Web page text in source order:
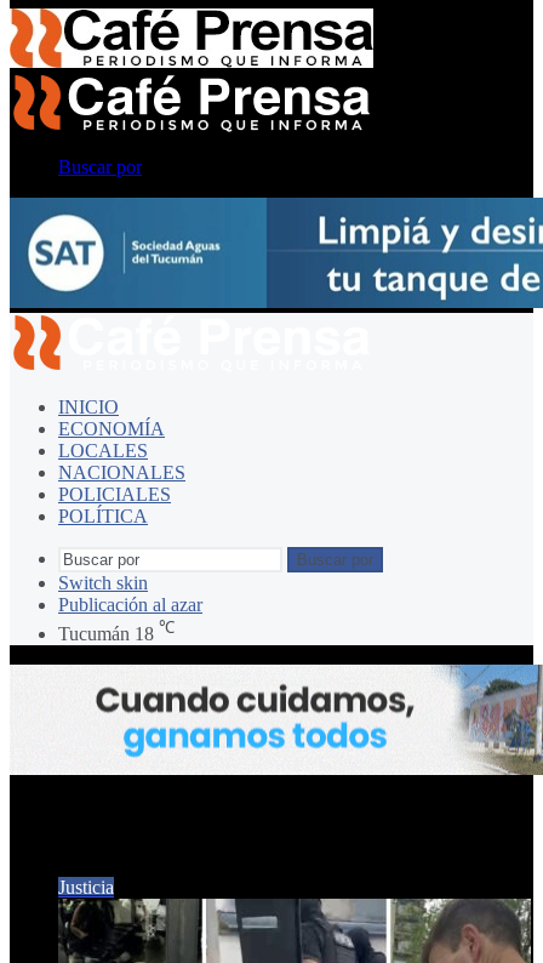
Buscar por
INICIO
ECONOMÍA
LOCALES
NACIONALES
POLICIALES
POLÍTICA
Buscar por
Switch skin
Publicación al azar
Tucumán 18 ℃
Justicia